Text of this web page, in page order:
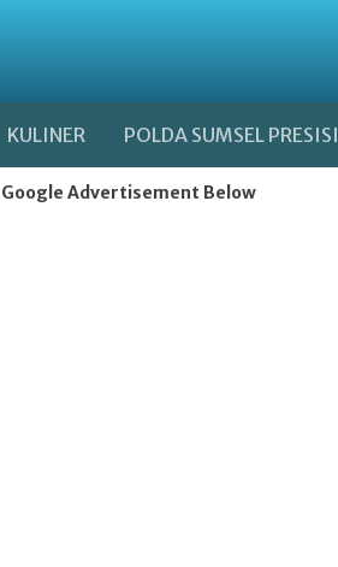
KULINER POLDA SUMSEL PRESISI
Google Advertisement Below